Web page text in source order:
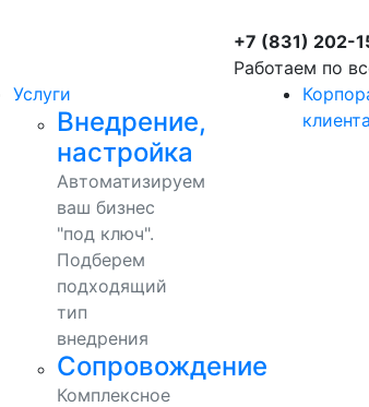
+7 (831) 202-
Работаем по
Услуги
Внедрение,
настройка
Автоматизируем
ваш бизнес
"под ключ".
Подберем
подходящий
тип
внедрения
Сопровождение
Комплексное